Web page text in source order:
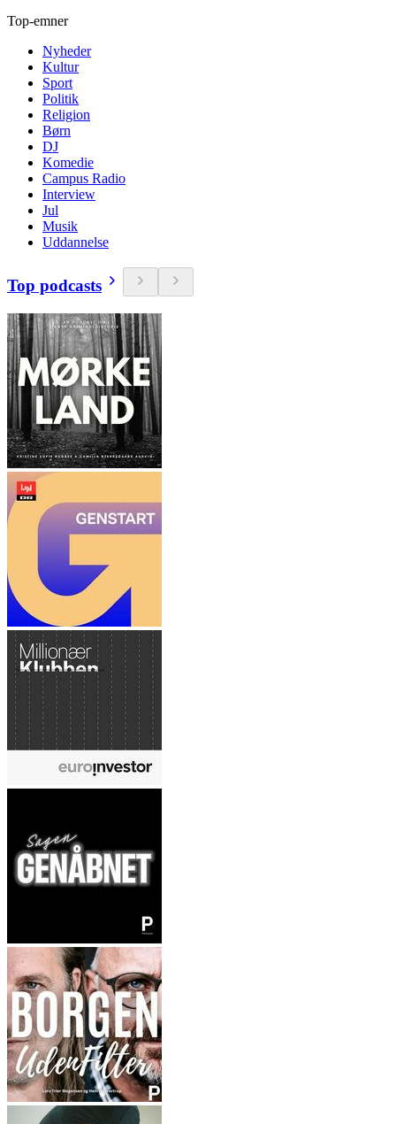
Top-emner
Nyheder
Kultur
Sport
Politik
Religion
Børn
DJ
Komedie
Campus Radio
Interview
Jul
Musik
Uddannelse
Top podcasts